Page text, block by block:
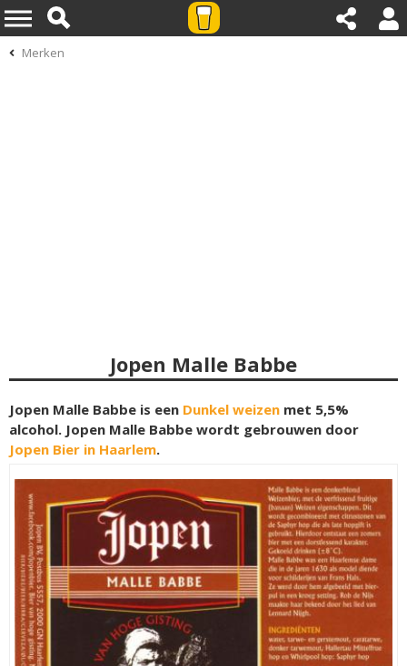
Merken
Jopen Malle Babbe
Jopen Malle Babbe is een Dunkel weizen met 5,5%
alcohol. Jopen Malle Babbe wordt gebrouwen door
Jopen Bier in Haarlem.